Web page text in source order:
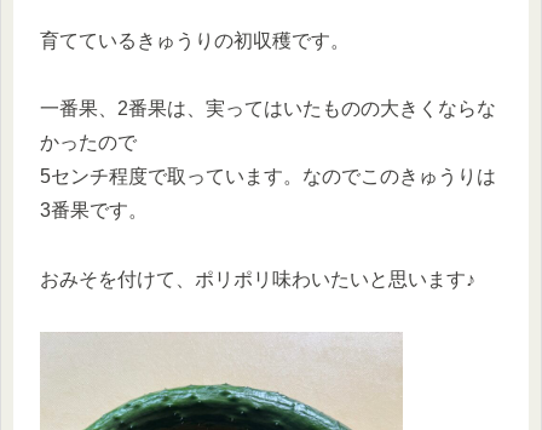
育てているきゅうりの初収穫です。
一番果、2番果は、実ってはいたものの大きくならな
かったので
5センチ程度で取っています。なのでこのきゅうりは
3番果です。
おみそを付けて、ポリポリ味わいたいと思います♪